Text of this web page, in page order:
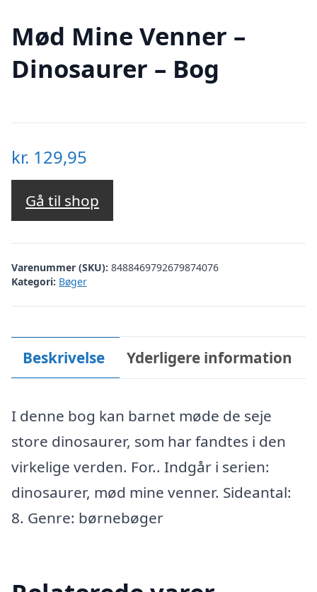
Mød Mine Venner –
Dinosaurer – Bog
kr. 129,95
Gå til shop
Varenummer (SKU): 8488469792679874076
Kategori: Bøger
Beskrivelse Yderligere information
I denne bog kan barnet møde de seje
store dinosaurer, som har fandtes i den
virkelige verden. For.. Indgår i serien:
dinosaurer, mød mine venner. Sideantal:
8. Genre: børnebøger